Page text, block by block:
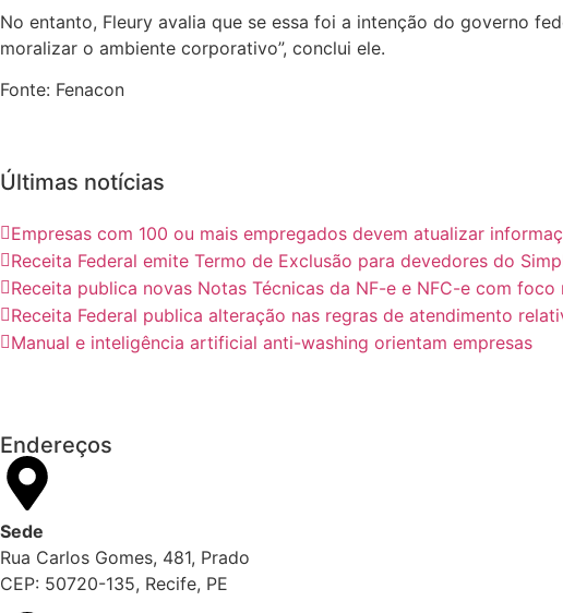
No entanto, Fleury avalia que se essa foi a intenção do governo
moralizar o ambiente corporativo”, conclui ele.
Fonte: Fenacon
Últimas notícias
Empresas com 100 ou mais empregados devem atualizar
Receita Federal emite Termo de Exclusão para devedores do
Receita publica novas Notas Técnicas da NF-e e NFC-e com foco
Receita Federal publica alteração nas regras de atendimento
Manual e inteligência artificial anti-washing orientam empresas
Endereços
Sede
Rua Carlos Gomes, 481, Prado
CEP: 50720-135, Recife, PE